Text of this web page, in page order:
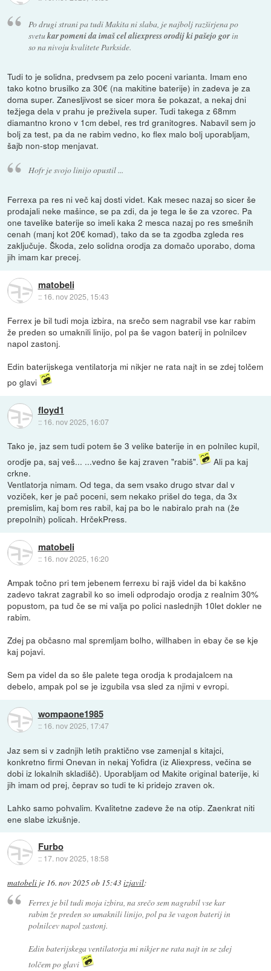
Po drugi strani pa tudi Makita ni slaba, je najbolj razširjena po
svetukar pomeni da imaš cel aliexpress orodij ki pašejo gorin
so na nivoju kvalitete Parkside.
Tudi to je solidna, predvsem pa zelo poceni varianta. Imam eno
tako kotno brusilko za 30€ (na makitine baterije) in zadeva je za
doma super. Zanesljivost se sicer mora še pokazat, a nekaj dni
težjega dela v prahu je preživela super. Tudi takega z 68mm
diamantno krono v 1cm debel, res trd granitogres. Nabavil sem jo
bolj za test, pa da ne rabim vedno, ko flex malo bolj uporabljam,
šajb non-stop menjavat.
Hofr je svojo linijo opustil ...
Ferrexa pa res ni več kaj dosti videt. Kak mesec nazaj so sicer še
prodajali neke mašince, se pa zdi, da je tega le še za vzorec. Pa
one tavelike baterije so imeli kaka 2 mesca nazaj po res smešnih
cenah (manj kot 20€ komad), tako da se ta zgodba zgleda res
zaključuje. Škoda, zelo solidna orodja za domačo uporabo, doma
jih imam kar precej.
matobeli
:: 16. nov 2025, 15:43
Ferrex je bil tudi moja izbira, na srečo sem nagrabil vse kar rabim
že preden so umaknili linijo, pol pa še vagon baterij in polnilcev
napol zastonj.
Edin baterijskega ventilatorja mi nikjer ne rata najt in se zdej tolčem
po glavi
floyd1
:: 16. nov 2025, 16:07
Tako je, jaz sem tudi potem še 3 velike baterije in en polnilec kupil,
orodje pa, saj veš... ...vedno še kaj zraven "rabiš".
Ali pa kaj
crkne.
Ventlatorja nimam. Od tega, da sem vsako drugo stvar dal v
voziček, ker je pač poceni, sem nekako prišel do tega, da 3x
premislim, kaj bom res rabil, kaj pa bo le nabiralo prah na (že
prepolnih) policah. HrčekPress.
matobeli
:: 16. nov 2025, 16:20
Ampak točno pri tem jebenem ferrexu bi rajš videl da bi kakšno
zadevo takrat zagrabil ko so imeli odprodajo orodja z realnim 30%
popustom, pa tud če se mi valja po polici naslednjih 10let dokler ne
rabim.
Zdej pa občasno mal spremljam bolho, willhaben in ebay če se kje
kaj pojavi.
Sem pa videl da so šle palete tega orodja k prodajalcem na
debelo, ampak pol se je izgubila vsa sled za njimi v evropi.
wompaone1985
:: 16. nov 2025, 17:47
Jaz sem si v zadnjih letih praktično vse zamenjal s kitajci,
konkretno firmi Onevan in nekaj Yofidra (iz Aliexpress, večina se
dobi iz lokalnih skladišč). Uporabljam od Makite original baterije, ki
jih imam od prej, čeprav so tudi te ki pridejo zraven ok.
Lahko samo pohvalim. Kvalitetne zadeve že na otip. Zaenkrat niti
ene slabe izkušnje.
Furbo
:: 17. nov 2025, 18:58
matobeli je 16. nov 2025 ob 15:43izjavil:
Ferrex je bil tudi moja izbira, na srečo sem nagrabil vse kar
rabim že preden so umaknili linijo, pol pa še vagon baterij in
polnilcev napol zastonj.
Edin baterijskega ventilatorja mi nikjer ne rata najt in se zdej
tolčem po glavi